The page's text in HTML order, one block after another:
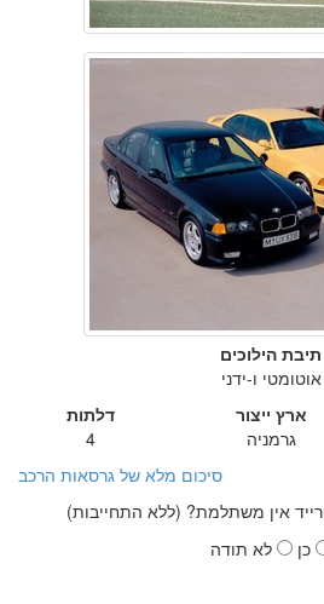
תיבת הילוכים
אוטומטי ו-ידני
ארץ ייצור
גרמניה
דלתות
4
סיכום מלא של גרסאות הרכב
אין משתלמת? (ללא התחייבות)
כן
לא תודה